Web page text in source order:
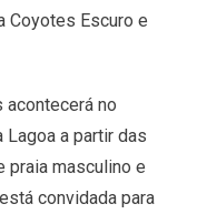
Coyotes Escuro e
no
Lagoa a partir das
praia masculino e
convidada para